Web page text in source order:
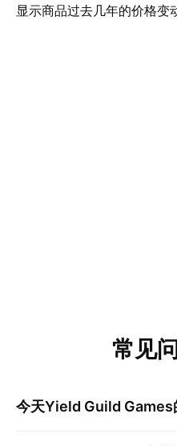
显示商品过去几年的价格变
常见
今天Yield Guild Games